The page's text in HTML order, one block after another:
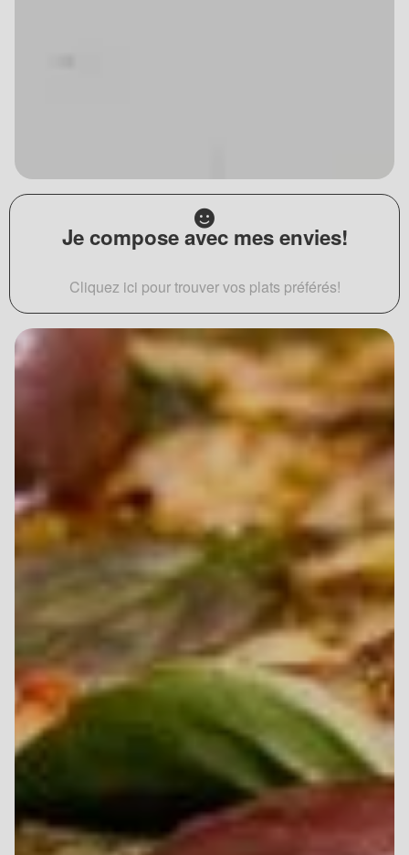
Je compose avec mes envies!
Cliquez ici pour trouver vos plats préférés!